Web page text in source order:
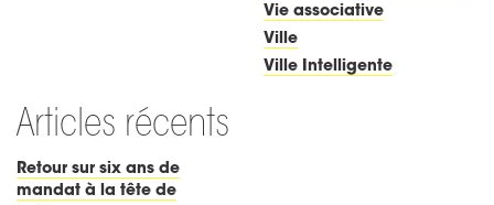
Vie associative
Ville
Ville Intelligente
Articles récents
Retour sur six ans de
mandat à la tête de